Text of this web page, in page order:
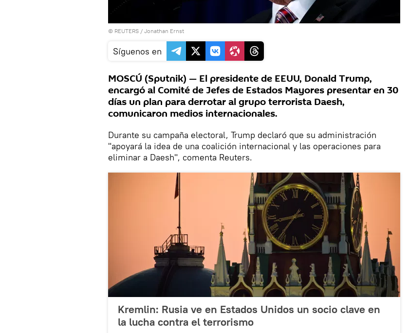
© REUTERS / Jonathan Ernst
Síguenos en
MOSCÚ (Sputnik) — El presidente de EEUU, Donald Trump,
encargó al Comité de Jefes de Estados Mayores presentar en 30
días un plan para derrotar al grupo terrorista Daesh,
comunicaron medios internacionales.
Durante su campaña electoral, Trump declaró que su administración
"apoyará la idea de una coalición internacional y las operaciones para
eliminar a Daesh", comenta Reuters.
Kremlin: Rusia ve en Estados Unidos un socio clave en
la lucha contra el terrorismo